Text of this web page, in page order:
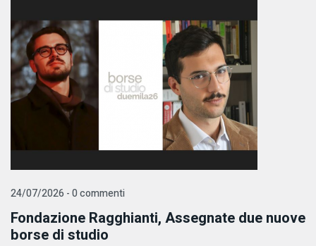
24/07/2026 - 0 commenti
Fondazione Ragghianti, Assegnate due nuove
borse di studio